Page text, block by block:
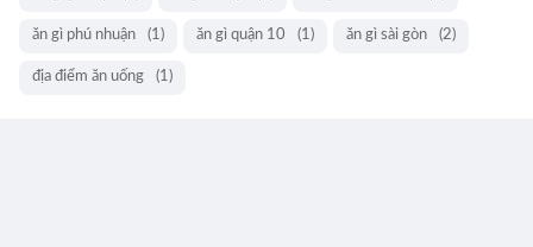
ăn gì phú nhuận (1) ăn gì quận 10 (1) ăn gì sài gòn (2)
địa điểm ăn uống (1)